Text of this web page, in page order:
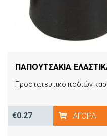
ΠΑΠΟΥΤΣΑΚΙΑ
€0.27 ΑΓΟΡΆ